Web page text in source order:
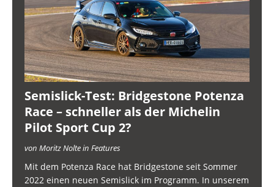
Semislick-Test: Bridgestone Potenza
Race – schneller als der Michelin
Pilot Sport Cup 2?
von Moritz Nolte in Features
Mit dem Potenza Race hat Bridgestone seit Sommer
2022 einen neuen Semislick im Programm. In unserem